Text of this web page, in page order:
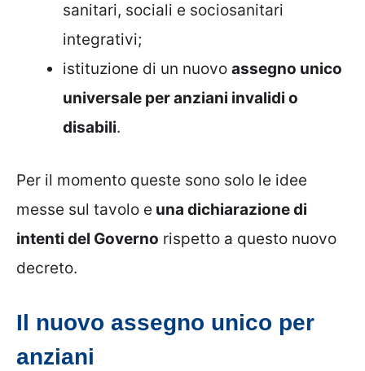
sanitari, sociali e sociosanitari
integrativi;
istituzione di un nuovo assegno unico
universale per anziani invalidi o
disabili.
Per il momento queste sono solo le idee
messe sul tavolo e una dichiarazione di
intenti del Governo rispetto a questo nuovo
decreto.
Il nuovo assegno unico per
anziani